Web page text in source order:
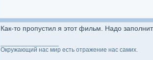
Как-то пропустил я этот фильм. Надо
Окружающий нас мир есть отражение нас самих.